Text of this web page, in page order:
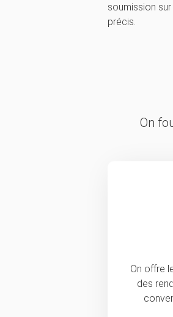
soumission
précis.
On
On offre
des